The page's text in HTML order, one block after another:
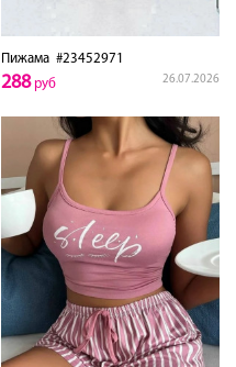
Пижама #23452971
26.07.2026
288руб